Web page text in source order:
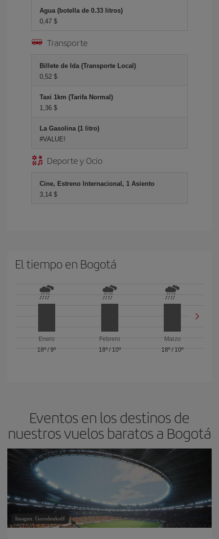
Agua (botella de 0.33 litros)
0,47 $
Transporte
Billete de Ida (Transporte Local)
0,52 $
Taxi 1km (Tarifa Normal)
1,36 $
La Gasolina (1 litro)
#VALUE!
Deporte y Ocio
Cine, Estreno Internacional, 1 Asiento
3,14 $
El tiempo en Bogotá
Enero
18º/9º
Febrero
18º/ 10º
Marzo
18º/ 10º
Eventos en los destinos de
nuestros vuelos baratos a Bogotá
Imagen: Gorodenkoff